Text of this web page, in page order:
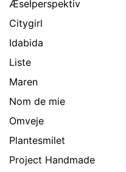
Æselperspektiv
Citygirl
Idabida
Liste
Maren
Nom de mie
Omveje
Plantesmilet
Project Handmade